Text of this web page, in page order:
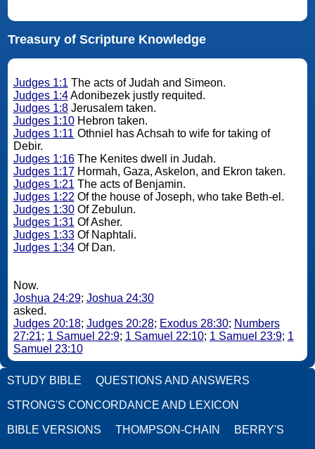
Treasury of Scripture Knowledge
Judges 1:1 The acts of Judah and Simeon.
Judges 1:4Adonibezek justly requited.
Judges 1:8Jerusalem taken.
Judges 1:10Hebron taken.
Judges 1:11 Othniel has Achsah to wife for taking of
Debir.
Judges 1:16The Kenites dwell in Judah.
Judges 1:17Hormah, Gaza, Askelon, and Ekron taken.
Judges 1:21 The acts of Benjamin.
Judges 1:22 Of the house of Joseph, who take Beth-el.
Judges 1:30Of Zebulun.
Judges 1:31 Of Asher.
Judges 1:33Of Naphtali.
Judges 1:34Of Dan.
Now.
Joshua 24:29; Joshua 24:30
asked.
Judges 20:18; Judges 20:28; Exodus 28:30; Numbers
27:21; 1 Samuel 22:9; 1 Samuel 22:10; 1 Samuel 23:9; 1
Samuel 23:10
STUDY BIBLE QUESTIONS AND ANSWERS
STRONG'S CONCORDANCE AND LEXICON
BIBLE VERSIONS THOMPSON-CHAIN BERRY'S